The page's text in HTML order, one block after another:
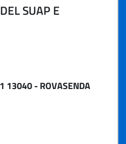
SUAP E
13040 - ROVASENDA